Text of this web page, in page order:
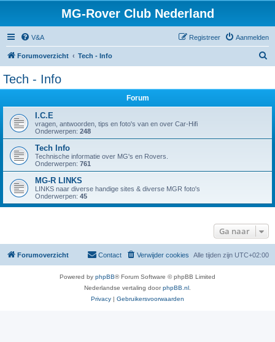
MG-Rover Club Nederland
V&A Aanmelden
Registreer
Forumoverzicht Tech - Info
Tech - Info
Forum
I.C.E
vragen, antwoorden, tips en foto's van en over Car-Hifi
Onderwerpen: 248
Tech Info
Technische informatie over MG's en Rovers.
Onderwerpen: 761
MG-R LINKS
LINKS naar diverse handige sites & diverse MGR foto's
Onderwerpen: 45
Ga naar
Forumoverzicht Alle tijden zijn UTC+02:00
Verwijder cookies
Contact
Powered by phpBB® Forum Software © phpBB Limited
Nederlandse vertaling doorphpBB.nl
Privacy | Gebruikersvoorwaarden